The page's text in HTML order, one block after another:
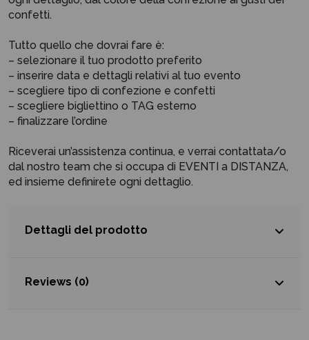
confetti.
Tutto quello che dovrai fare è:
– selezionare il tuo prodotto preferito
– inserire data e dettagli relativi al tuo evento
– scegliere tipo di confezione e confetti
– scegliere bigliettino o TAG esterno
– finalizzare l’ordine
Riceverai un’assistenza continua, e verrai contattata/o
dal nostro team che si occupa di EVENTI a DISTANZA,
ed insieme definirete ogni dettaglio.
Dettagli del prodotto
Reviews (0)